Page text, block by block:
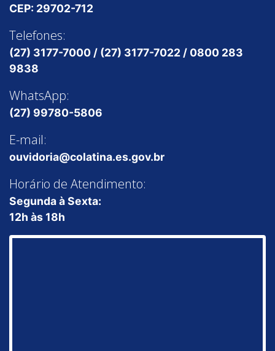
CEP: 29702-712
Telefones:
(27) 3177-7000 / (27) 3177-7022 / 0800 283
9838
WhatsApp:
(27) 99780-5806
E-mail:
ouvidoria@colatina.es.gov.br
Horário de Atendimento:
Segunda à Sexta:
12h às 18h